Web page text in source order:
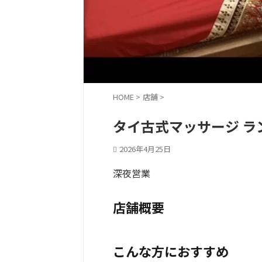
HOME > 店舗 >
タイ古式マッサージ ラ
2026年4月25日
深夜営業
店舗概要
こんな方におすすめ